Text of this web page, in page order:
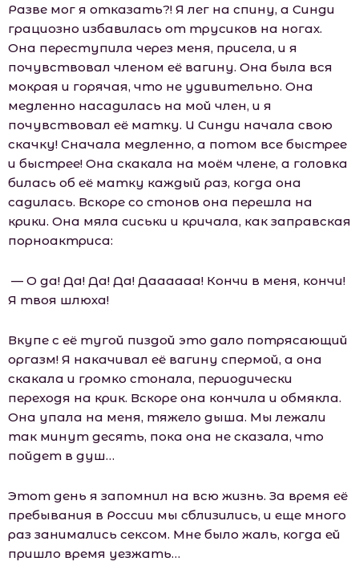
Разве мог я отказать?! Я лег на спину, а Синди
грациозно избавилась от трусиков на ногах.
Она переступила через меня, присела, и я
почувствовал членом её вагину. Она была вся
мокрая и горячая, что не удивительно. Она
медленно насадилась на мой член, и я
почувствовал её матку. И Синди начала свою
скачку! Сначала медленно, а потом все быстрее
и быстрее! Она скакала на моём члене, а головка
билась об её матку каждый раз, когда она
садилась. Вскоре со стонов она перешла на
крики. Она мяла сиськи и кричала, как заправская
порноактриса:
— О да! Да! Да! Да! Даааааа! Кончи в меня, кончи!
Я твоя шлюха!
Вкупе с её тугой пиздой это дало потрясающий
оргазм! Я накачивал её вагину спермой, а она
скакала и громко стонала, периодически
переходя на крик. Вскоре она кончила и обмякла.
Она упала на меня, тяжело дыша. Мы лежали
так минут десять, пока она не сказала, что
пойдет в душ…
Этот день я запомнил на всю жизнь. За время её
пребывания в России мы сблизились, и еще много
раз занимались сексом. Мне было жаль, когда ей
пришло время уезжать…